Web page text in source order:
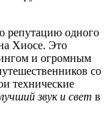
репутацию одного
Хиосе. Это
и огромным
со
технические
лучший звук и свет в